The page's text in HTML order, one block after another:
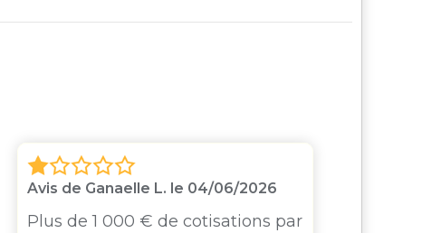
Avis de Ganaelle L. le 04/06/2026
Plus de 1 000 € de cotisations par